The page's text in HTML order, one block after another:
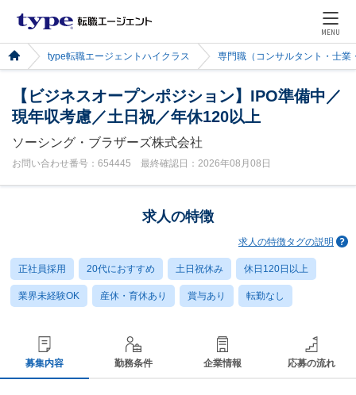
MENU
type転職エージェントハイクラス 専門職（コンサルタント・士業
【ビジネスオープンポジション】IPO準備中／
現年収考慮／土日祝／年休120以上
ソーシング・ブラザーズ株式会社
お問い合わせ番号：654445 最終確認日：2026年08月08日
求人の特徴
求人の特徴タグの説明
正社員採用 20代におすすめ 土日祝休み 休日120日以上
業界未経験OK 産休・育休あり 賞与あり 転勤なし
募集内容 勤務条件 企業情報 応募の流れ